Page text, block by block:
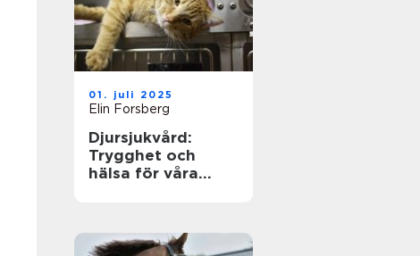
01. juli 2025
Elin Forsberg
Djursjukvård:
Trygghet och
hälsa för våra